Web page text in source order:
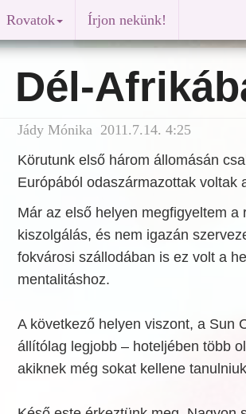
Rovatok Írjon nekünk!
Dél-
Jády Mónika 2011.7.14. 4:25
Körutunk első három állomásán
Európából odaszármazottak voltak
Már az első helyen megfigyeltem a
kiszolgálás, és nem igazán
fokvárosi szállodában is ez volt a
mentalitáshoz.
A következő helyen viszont, a Sun
állítólag legjobb – hoteljében több
akiknek még sokat kellene